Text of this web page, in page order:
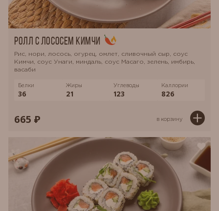
Ролл с лососем Кимчи
Рис, нори, лосось, огурец, омлет, сливочный сыр, соус
Кимчи, соус Унаги, миндаль, соус Масаго, зелень, имбирь,
васаби
Белки
36
Жиры
21
Углеводы
123
Каллории
826
665 ₽ в корзину